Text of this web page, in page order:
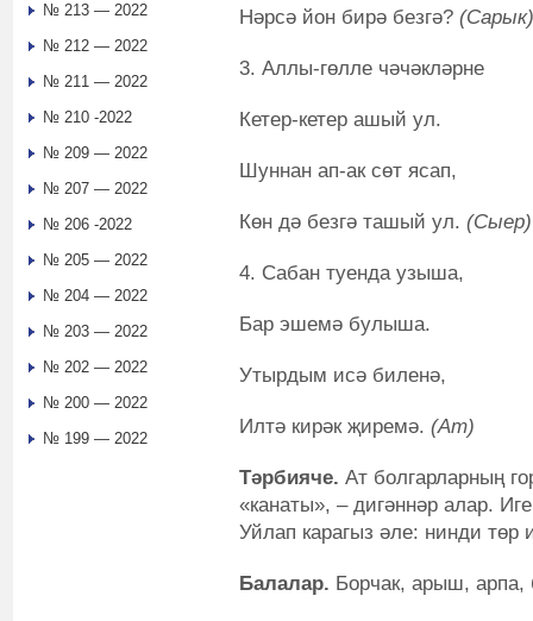
Нәрсә йон бирә безгә? (Сарык)
3. Аллы-гөлле чәчәкләрне
Кетер-кетер ашый ул.
Шуннан ап-ак сөт ясап,
Көн дә безгә ташый ул. (Сыер)
4. Сабан туенда узыша,
Бар эшемә булыша.
Утырдым исә биленә,
Илтә кирәк җиремә. (Ат)
Тәрбияче. Ат болгарларның
«канаты», – дигәннәр алар.
Уйлап карагыз әле: нинди төр
Балалар. Борчак, арыш, арпа,
№ 213 — 2022
№ 212 — 2022
№ 211 — 2022
№ 210 -2022
№ 209 — 2022
№ 207 — 2022
№ 206 -2022
№ 205 — 2022
№ 204 — 2022
№ 203 — 2022
№ 202 — 2022
№ 200 — 2022
№ 199 — 2022